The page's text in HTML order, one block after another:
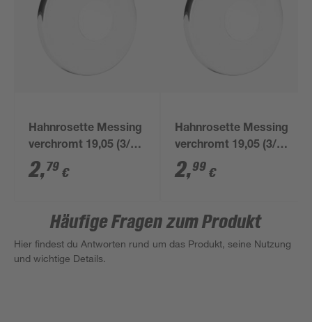
Hahnrosette Messing
verchromt 19,05 (3/4")
x 5 mm
2,79 €
Hahnrosette Messing
verchromt 19,05 (3/4")
x 15 mm
2,99 €
Häufige Fragen zum Produkt
Hier findest du Antworten rund um das Produkt, seine Nutzung
und wichtige Details.